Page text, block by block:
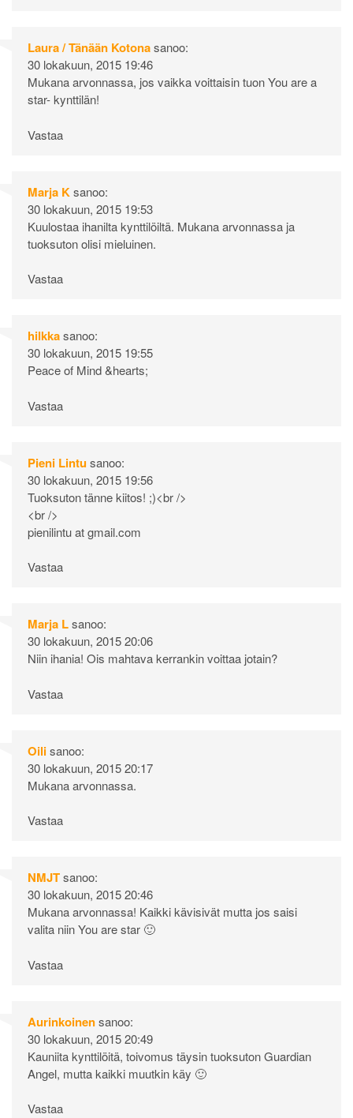
Laura / Tänään Kotonasanoo:
30 lokakuun, 2015 19:46
Mukana arvonnassa, jos vaikka voittaisin tuon You are a
star- kynttilän!
Vastaa
Marja Ksanoo:
30 lokakuun, 2015 19:53
Kuulostaa ihanilta kynttilöiltä. Mukana arvonnassa ja
tuoksuton olisi mieluinen.
Vastaa
hilkkasanoo:
30 lokakuun, 2015 19:55
Peace of Mind &hearts;
Vastaa
Pieni Lintusanoo:
30 lokakuun, 2015 19:56
Tuoksuton tänne kiitos! ;)<br />
<br />
pienilintu at gmail.com
Vastaa
Marja Lsanoo:
30 lokakuun, 2015 20:06
Niin ihania! Ois mahtava kerrankin voittaa jotain?
Vastaa
Oilisanoo:
30 lokakuun, 2015 20:17
Mukana arvonnassa.
Vastaa
NMJTsanoo:
30 lokakuun, 2015 20:46
Mukana arvonnassa! Kaikki kävisivät mutta jos saisi
valita niin You are star 🙂
Vastaa
Aurinkoinensanoo:
30 lokakuun, 2015 20:49
Kauniita kynttilöitä, toivomus täysin tuoksuton Guardian
Angel, mutta kaikki muutkin käy 🙂
Vastaa